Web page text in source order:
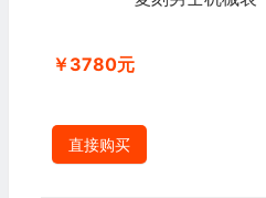
￥3780元
直接购买